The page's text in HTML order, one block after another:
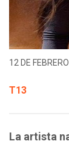
12 DE
T13
La artista